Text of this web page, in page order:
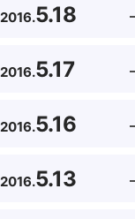
2016.5.18
2016.5.17
2016.5.16
2016.5.13